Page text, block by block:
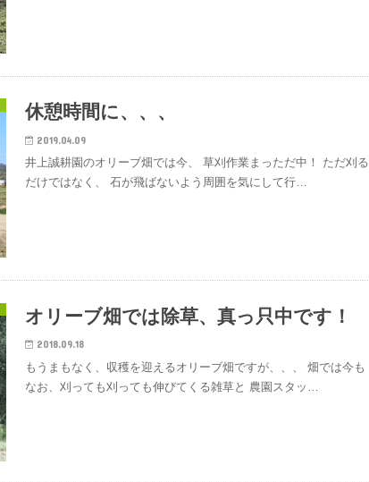
休憩時間に、、、
2019.04.09
井上誠耕園のオリーブ畑では今、 草刈作業まっただ中！ ただ刈る
だけではなく、 石が飛ばないよう周囲を気にして行…
オリーブ畑では除草、真っ只中です！
2018.09.18
もうまもなく、収穫を迎えるオリーブ畑ですが、、、 畑では今も
なお、刈っても刈っても伸びてくる雑草と 農園スタッ…